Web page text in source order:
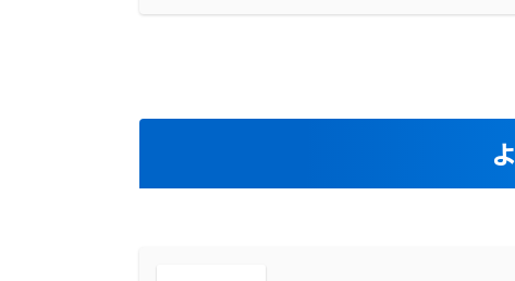
換し、送信するという状態でした。そこで
株式会社プログレス様は、業務効率を上げ
に、稟議の承認が非常に面倒で、画像のス
という状態でした。また、社内に散らばる
各部署でそれぞれ新たに入力しているとい